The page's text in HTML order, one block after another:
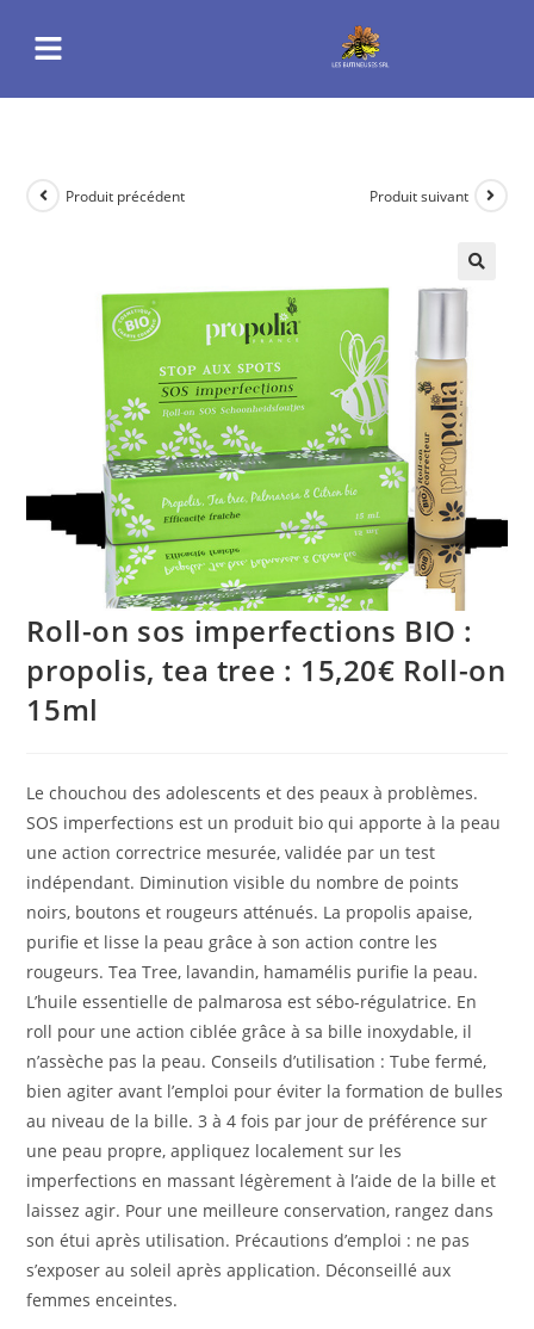
Produit précédent Produit suivant
Roll-on sos imperfections BIO :
propolis, tea tree : 15,20€ Roll-on
15ml
Le chouchou des adolescents et des peaux à problèmes.
SOS imperfections est un produit bio qui apporte à la peau
une action correctrice mesurée, validée par un test
indépendant. Diminution visible du nombre de points
noirs, boutons et rougeurs atténués. La propolis apaise,
purifie et lisse la peau grâce à son action contre les
rougeurs. Tea Tree, lavandin, hamamélis purifie la peau.
L’huile essentielle de palmarosa est sébo-régulatrice. En
roll pour une action ciblée grâce à sa bille inoxydable, il
n’assèche pas la peau. Conseils d’utilisation : Tube fermé,
bien agiter avant l’emploi pour éviter la formation de bulles
au niveau de la bille. 3 à 4 fois par jour de préférence sur
une peau propre, appliquez localement sur les
imperfections en massant légèrement à l’aide de la bille et
laissez agir. Pour une meilleure conservation, rangez dans
son étui après utilisation. Précautions d’emploi : ne pas
s’exposer au soleil après application. Déconseillé aux
femmes enceintes.